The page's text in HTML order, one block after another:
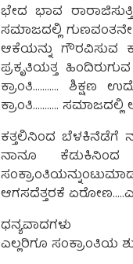
ಭೇದ ಭಾವ
ಸಮಾಜದಲ್ಲಿ ಗುಣವಂತನೇ
ಆಕೆಯನ್ನು ಗೌರವಿಸುವ
ಪ್ರಕೃತಿಯತ್ತ
ಕ್ರಾಂತಿ……….. ಶಿಕ್ಷಣ
ಕ್ರಾಂತಿ………..
ಕತ್ತಲಿನಿಂದ ಬೆಳಕಿನೆಡೆಗೆ
ನಾನೂ ಕೆಡುಕಿನಿಂದ
ಆಗಸದೆತ್ತರಕೆ
ಧನ್ಯವಾದಗಳು
ಎಲ್ಲರಿಗೂ ಸಂಕ್ರಾಂತಿಯ